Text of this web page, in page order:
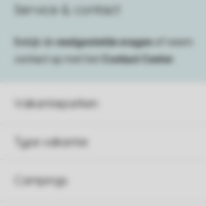
Vakantieparken
Type vakantie
Campings
Service & contact
Bekijk de veelgestelde vragen
of neem
contact op met het
Contact Center